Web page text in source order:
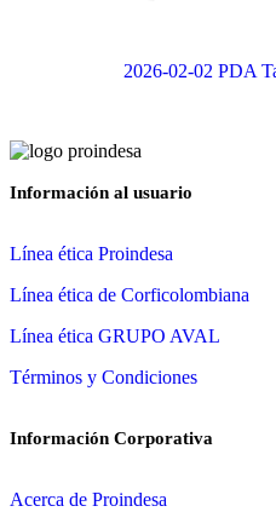
2026-02-02 PDA
Información al usuario
Línea ética Proindesa
Línea ética de Corficolombiana
Línea ética GRUPO AVAL
Términos y Condiciones
Información Corporativa
Acerca de Proindesa